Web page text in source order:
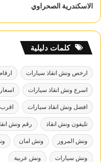
الاسكندرية الصحراوي
كلمات دليلية
ارخص ونش انقاذ سيارات
اسرع ونش انقاذ سيارات
افضل ونش انقاذ سيارات
تليفون ونش انقاذ رقم ونش
ونش المرور ونش امان
ونش سيارات ونش عربية